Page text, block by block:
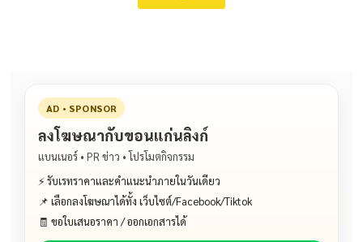
AD • SPONSOR
ลงโฆษณากับขอนแก่นลิงก์
แบนเนอร์ • PR ข่าว • โปรโมตกิจกรรม
⚡ รับเรทราคาและคำแนะนำภายในวันเดียว
📌 เลือกลงโฆษณาได้ทั้ง เว็บไซต์/Facebook/Tiktok
🧾 ขอใบเสนอราคา / ออกเอกสารได้